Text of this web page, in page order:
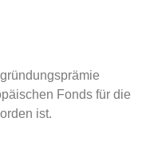
Fonds für die
ist.